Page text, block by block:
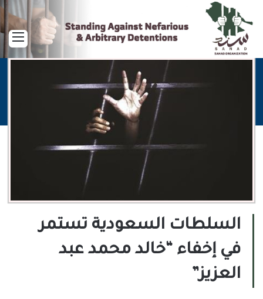
السلطات السعودية تستمر
في إخفاء “خالد محمد عبد
العزيز”